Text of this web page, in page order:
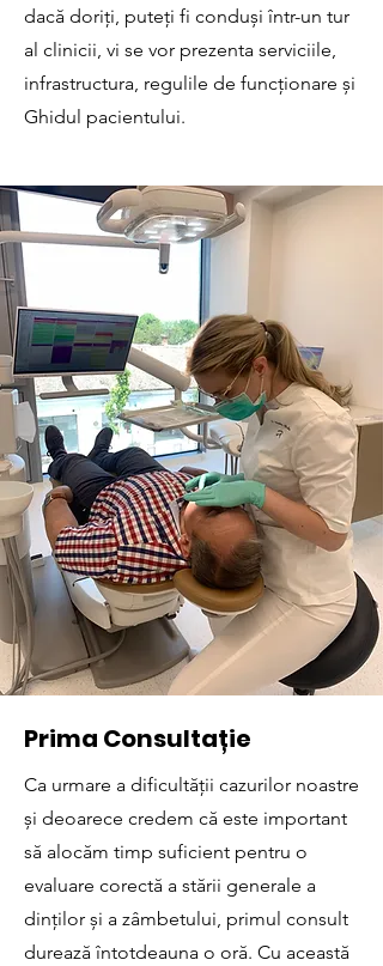
dacă doriți, puteți fi conduși într-un tur
al clinicii, vi se vor prezenta serviciile,
infrastructura, regulile de funcționare și
Ghidul pacientului.
Prima Consultație
Ca urmare a dificultății cazurilor noastre
și deoarece credem că este important
să alocăm timp suficient pentru o
evaluare corectă a stării generale a
dinților și a zâmbetului, primul consult
durează întotdeauna o oră. Cu această